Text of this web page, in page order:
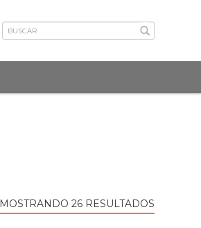
MOSTRANDO 26 RESULTADOS